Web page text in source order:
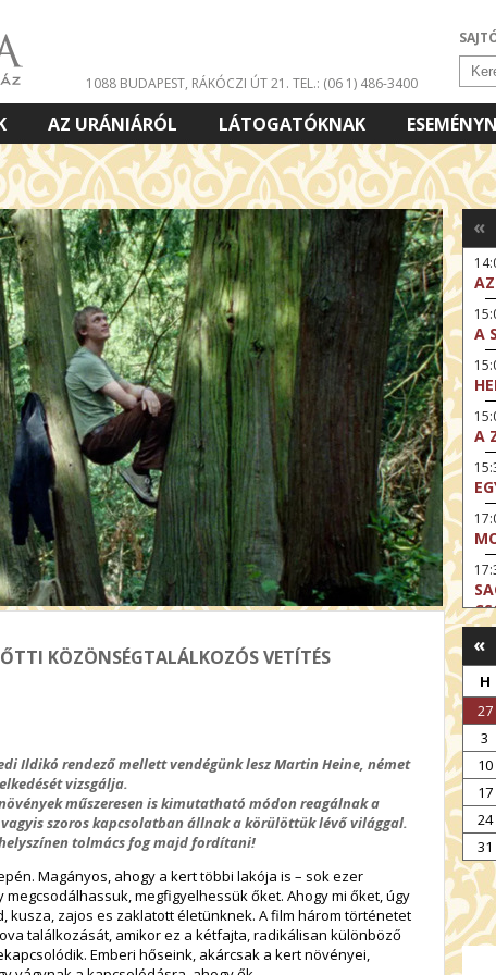
1088 BUDAPEST, RÁKÓCZI ÚT 21. TEL.: (06 1) 486-3400
AZ URÁNIÁRÓL LÁTOGATÓKNAK
KÖZÖNSÉGTALÁLKOZÓS VETÍTÉS
Ildikó rendező mellett vendégünk lesz Martin Heine, német
vizsgálja.
műszeresen is kimutatható módon reagálnak a
szoros kapcsolatban állnak a körülöttük lévő világgal.
tolmács fog majd fordítani!
Magányos, ahogy a kert többi lakója is – sok ezer
megfigyelhessük őket. Ahogy mi őket, úgy
kusza, zajos es zaklatott életünknek. A film három történetet
találkozását, amikor ez a kétfajta, radikálisan különböző
Emberi hőseink, akárcsak a kert növényei,
«
A
A
«
H
27
3
10
17
24
31